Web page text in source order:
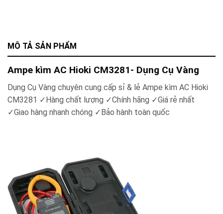
MÔ TẢ SẢN PHẨM
Ampe kìm AC Hioki CM3281- Dụng Cụ Vàng
Dụng Cụ Vàng chuyên cung cấp sỉ & lẻ Ampe kìm AC Hioki
CM3281 ✓Hàng chất lượng ✓Chính hãng ✓Giá rẻ nhất
✓Giao hàng nhanh chóng ✓Bảo hành toàn quốc